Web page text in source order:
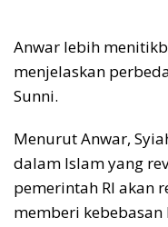
Anwar lebih
menjelaskan
Sunni.
Menurut Anwar,
dalam Islam yang
pemerintah RI akan
memberi